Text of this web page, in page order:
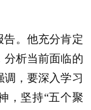
。他充分肯定
分析当前面临的
，要深入学习
，坚持“五个聚